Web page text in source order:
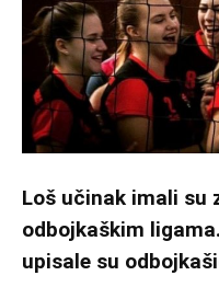
Loš učinak imali su
odbojkaškim
upisale su